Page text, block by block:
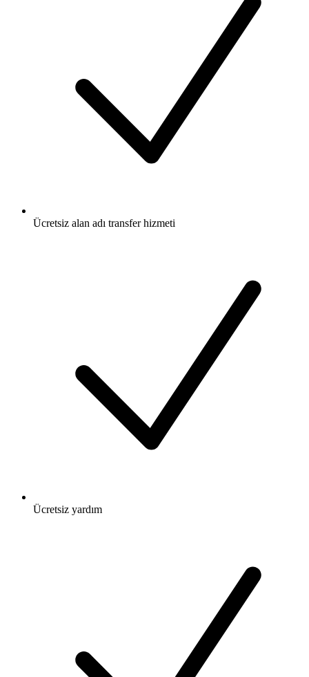
Ücretsiz alan adı transfer hizmeti
Ücretsiz yardım